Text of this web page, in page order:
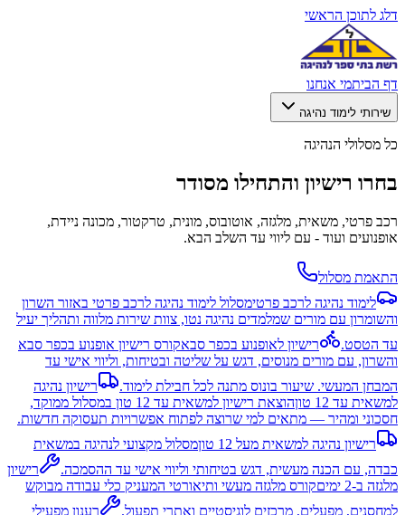
דלג לתוכן הראשי
דף הביתמי אנחנו
שירותי לימוד נהיגה
כל מסלולי הנהיגה
בחרו רישיון והתחילו מסודר
רכב פרטי, משאית, מלגזה, אוטובוס, מונית, טרקטור, מכונה ניידת,
אופנועים ועוד - עם ליווי עד השלב הבא.
התאמת מסלול
לימוד נהיגה לרכב פרטימסלול לימוד נהיגה לרכב פרטי באזור השרון
והשומרון עם מורים שמלמדים נהיגה נטו, צוות שירות מלווה ותהליך יעיל
עד הטסט.
רישיון לאופנוע בכפר סבאקורס רישיון אופנוע בכפר סבא
והשרון, עם מורים מנוסים, דגש על שליטה ובטיחות, וליווי אישי עד
המבחן המעשי. שיעור בונוס מתנה לכל חבילת לימוד.
רישיון נהיגה
למשאית עד 12 טון
הוצאת רישיון למשאית עד 12 טון במסלול ממוקד,
חסכוני ומהיר — מתאים למי שרוצה לפתוח אפשרויות תעסוקה חדשות.
רישיון נהיגה למשאית מעל 12 טון
מסלול מקצועי לנהיגה במשאית
כבדה, עם הכנה מעשית, דגש בטיחותי וליווי אישי עד ההסמכה.
רישיון
מלגזה ב-2 ימים
קורס מלגזה מעשי ותיאורטי המעניק כלי עבודה מבוקש
למחסנים, מפעלים, מרכזים לוגיסטיים ואתרי תפעול.
רענון מפעילי